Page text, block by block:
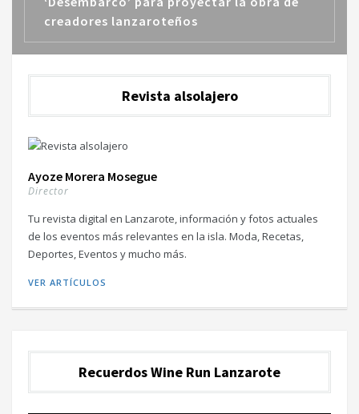
creadores lanzaroteños
Revista alsolajero
Ayoze Morera Mosegue
Director
Tu revista digital en Lanzarote, información y fotos actuales
de los eventos más relevantes en la isla. Moda, Recetas,
Deportes, Eventos y mucho más.
VER ARTÍCULOS
Recuerdos Wine Run Lanzarote